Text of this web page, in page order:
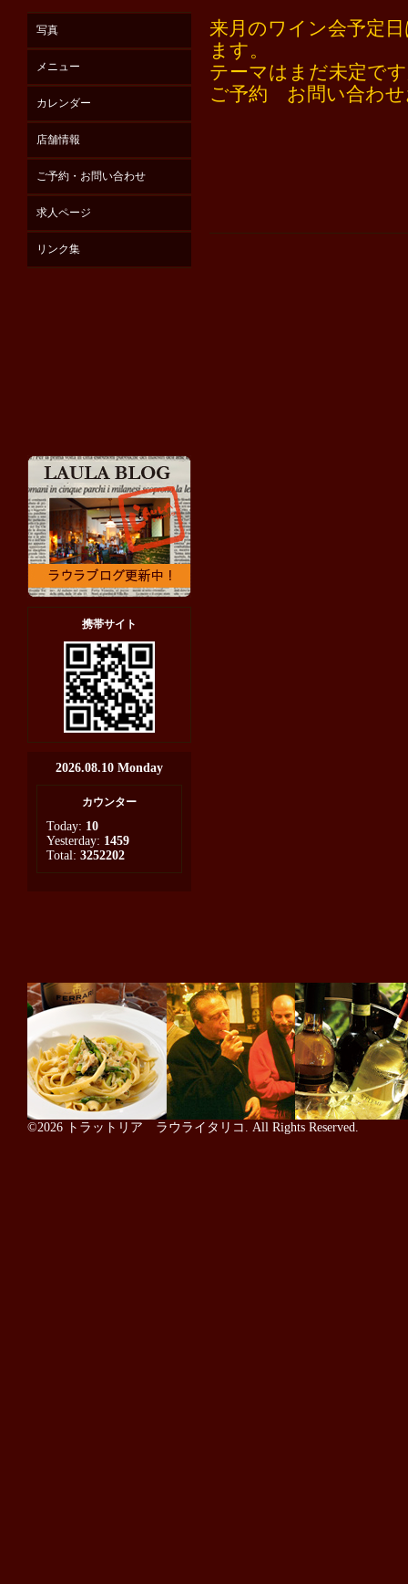
来月のワイン会予定
ます。
テーマはまだ未定で
ご予約 お問い合わせ
写真
メニュー
カレンダー
店舗情報
ご予約・お問い合わせ
求人ページ
リンク集
携帯サイト
2026.08.10 Monday
カウンター
Today: 10
Yesterday: 1459
Total: 3252202
©2026 トラットリア ラウライタリコ . All Rights Reserved.